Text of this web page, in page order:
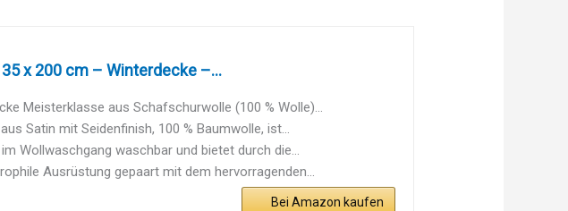
x 200 cm – Winterdecke –...
Meisterklasse aus Schafschurwolle (100 % Wolle)...
Satin mit Seidenfinish, 100 % Baumwolle, ist...
Wollwaschgang waschbar und bietet durch die...
Ausrüstung gepaart mit dem hervorragenden...
Bei Amazon kaufen